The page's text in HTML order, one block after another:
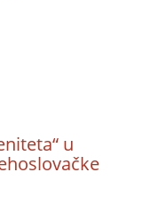
u